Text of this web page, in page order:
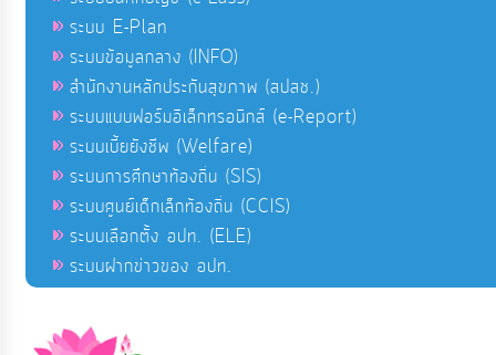
ระบบ E-Plan
ระบบข้อมูลกลาง (INFO)
สำนักงานหลักประกันสุขภาพ (สปสช.)
ระบบแบบฟอร์มอิเล็กทรอนิกส์ (e-Report)
ระบบเบี้ยยังชีพ (Welfare)
ระบบการศึกษาท้องถิ่น (SIS)
ระบบศูนย์เด็กเล็กท้องถิ่น (CCIS)
ระบบเลือกตั้ง อปท. (ELE)
ระบบฝากข่าวของ อปท.